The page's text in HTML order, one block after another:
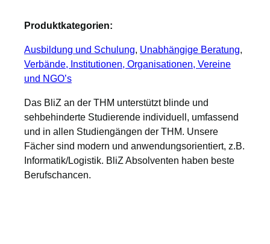
Produktkategorien:
Ausbildung und Schulung, Unabhängige Beratung
Verbände, Institutionen, Organisationen, Vereine
und NGO’s
Das BliZ an der THM unterstützt blinde und
sehbehinderte Studierende individuell, umfassend
und in allen Studiengängen der THM. Unsere
Fächer sind modern und anwendungsorientiert, z.B.
Informatik/Logistik. BliZ Absolventen haben beste
Berufschancen.